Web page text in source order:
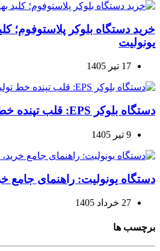
خرید دستگاه بلوکر پلاستوفوم؛
یونولیت
17 تیر 1405
دستگاه بلوکر EPS: قلب تپنده خط تولید پلاستوفوم
9 تیر 1405
دستگاه یونولیت: راهنمای جامع
27 خرداد 1405
برچسب ها